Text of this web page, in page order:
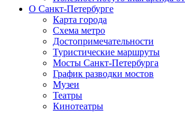
О Санкт-Петербурге
Карта города
Схема метро
Достопримечательности
Туристические маршруты
Мосты Санкт-Петербурга
График разводки мостов
Музеи
Театры
Кинотеатры